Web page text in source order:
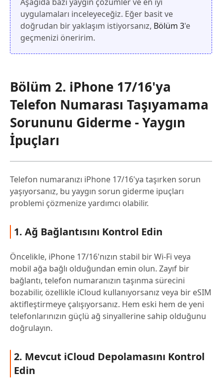
uygulamaları inceleyeceğiz. Eğer basit ve
doğrudan bir yaklaşım istiyorsanız, Bölüm 3'e
geçmenizi öneririm.
Bölüm 2. iPhone 17/16'ya
Telefon Numarası Taşıyamama
Sorununu Giderme - Yaygın
İpuçları
Telefon numaranızı iPhone 17/16'ya taşırken sorun
yaşıyorsanız, bu yaygın sorun giderme ipuçları
problemi çözmenize yardımcı olabilir.
1. Ağ Bağlantısını Kontrol Edin
Öncelikle, iPhone 17/16'nızın stabil bir Wi-Fi veya
mobil ağa bağlı olduğundan emin olun. Zayıf bir
bağlantı, telefon numaranızın taşınma sürecini
bozabilir, özellikle iCloud kullanıyorsanız veya bir eSIM
aktifleştirmeye çalışıyorsanız. Hem eski hem de yeni
telefonlarınızın güçlü ağ sinyallerine sahip olduğunu
doğrulayın.
2. Mevcut iCloud Depolamasını Kontrol
Edin